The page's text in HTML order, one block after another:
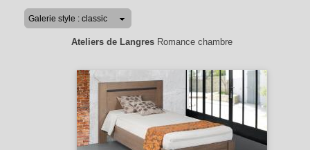
Ateliers de LangresRomance chambre